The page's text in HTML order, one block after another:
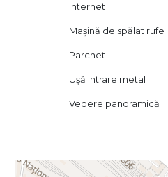
Internet
Mașină de spălat rufe
Parchet
Ușă intrare metal
Vedere panoramică